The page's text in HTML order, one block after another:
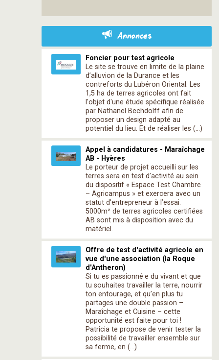
Annonces
Foncier pour test agricole
Le site se trouve en limite de la plaine
d’alluvion de la Durance et les
contreforts du Lubéron Oriental. Les
1,5 ha de terres agricoles ont fait
l'objet d'une étude spécifique réalisée
par Nathanël Bechdolff afin de
proposer un design adapté au
potentiel du lieu. Et de réaliser les (…)
Appel à candidatures - Maraîchage
AB - Hyères
Le porteur de projet accueilli sur les
terres sera en test d’activité au sein
du dispositif « Espace Test Chambre
– Agricampus » et exercera avec un
statut d’entrepreneur à l’essai.
5000m² de terres agricoles certifiées
AB sont mis à disposition avec du
matériel.
Offre de test d'activité agricole en
vue d'une association (la Roque
d'Antheron)
Si tu es passionné·e du vivant et que
tu souhaites travailler la terre, nourrir
ton entourage, et qu’en plus tu
partages une double passion –
Maraîchage et Cuisine – cette
opportunité est faite pour toi !
Patricia te propose de venir tester la
possibilité de travailler ensemble sur
sa ferme, en (…)